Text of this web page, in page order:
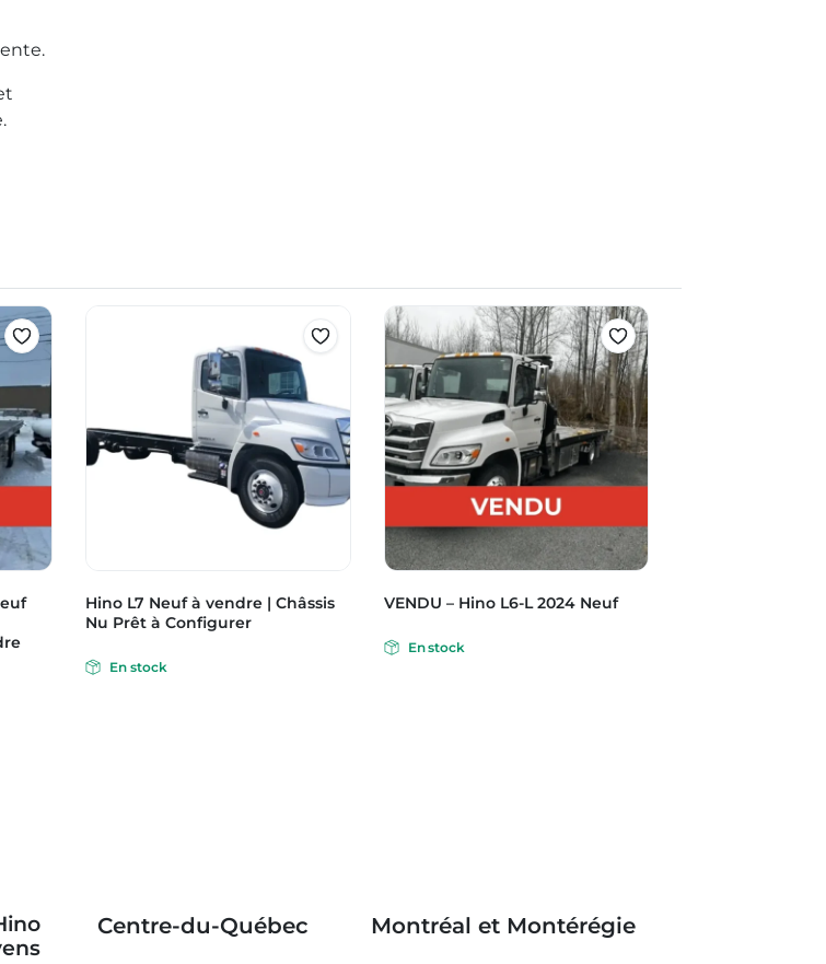
Hino L7 Neuf à vendre | Châssis
Nu Prêt à Configurer
En stock
VENDU – Hino L6-L 2024 Neuf
En stock
Centre-du-Québec Montréal et Montérégie